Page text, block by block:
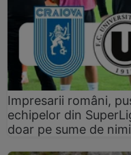
Impresarii români,
echipelor din
doar pe sume de